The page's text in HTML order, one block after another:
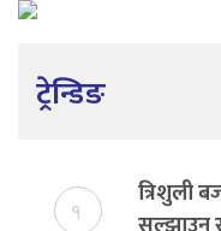
ट्रेन्डिङ
१
त्रिशुली